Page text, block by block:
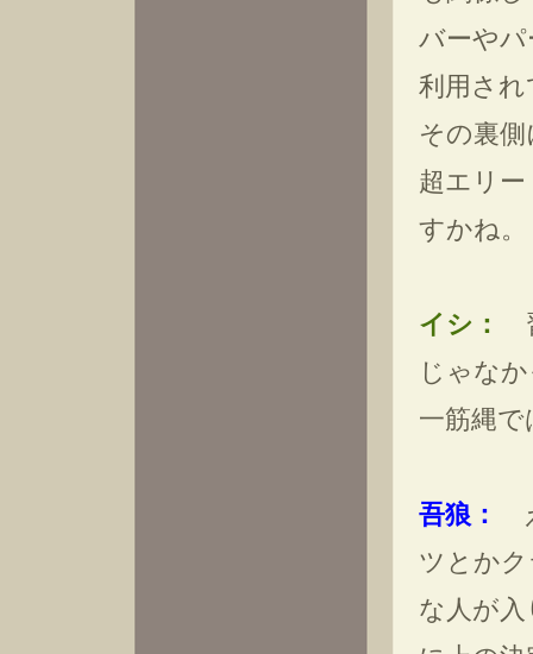
バーや
利用さ
その裏
超エリ
すかね。
イシ：
じゃな
一筋縄
吾狼：
ツとか
な人が